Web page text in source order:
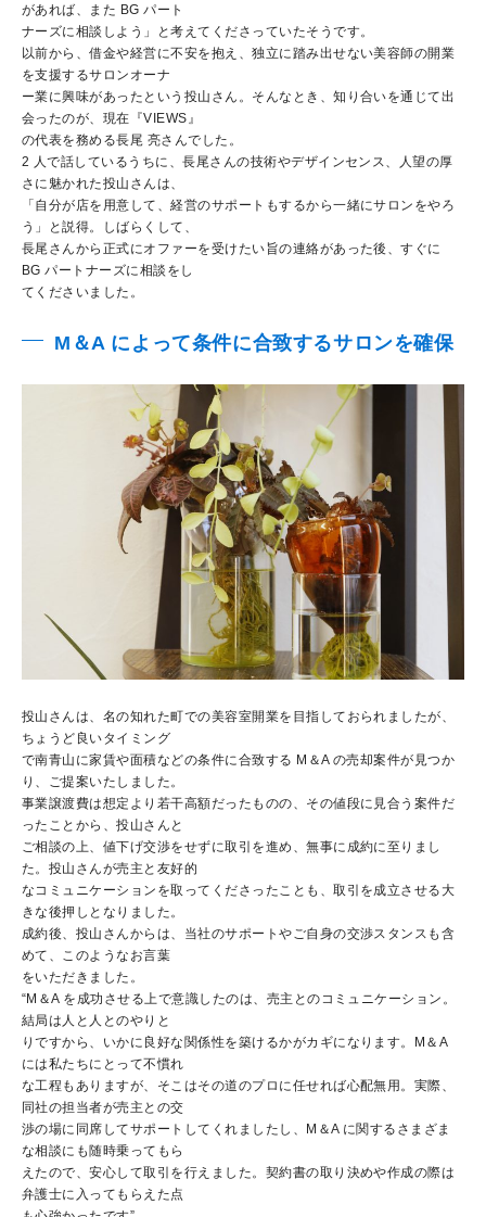
があれば、また BG パート
ナーズに相談しよう」と考えてくださっていたそうです。
以前から、借金や経営に不安を抱え、独立に踏み出せない美容師の開業
を支援するサロンオーナ
ー業に興味があったという投山さん。そんなとき、知り合いを通じて出
会ったのが、現在『VIEWS』
の代表を務める長尾 亮さんでした。
2 人で話しているうちに、長尾さんの技術やデザインセンス、人望の厚
さに魅かれた投山さんは、
「自分が店を用意して、経営のサポートもするから一緒にサロンをやろ
う」と説得。しばらくして、
長尾さんから正式にオファーを受けたい旨の連絡があった後、すぐに
BG パートナーズに相談をし
てくださいました。
M＆A によって条件に合致するサロンを確保
投山さんは、名の知れた町での美容室開業を目指しておられましたが、
ちょうど良いタイミング
で南青山に家賃や面積などの条件に合致する M＆A の売却案件が見つか
り、ご提案いたしました。
事業譲渡費は想定より若干高額だったものの、その値段に見合う案件だ
ったことから、投山さんと
ご相談の上、値下げ交渉をせずに取引を進め、無事に成約に至りまし
た。投山さんが売主と友好的
なコミュニケーションを取ってくださったことも、取引を成立させる大
きな後押しとなりました。
成約後、投山さんからは、当社のサポートやご自身の交渉スタンスも含
めて、このようなお言葉
をいただきました。
“M＆A を成功させる上で意識したのは、売主とのコミュニケーション。
結局は人と人とのやりと
りですから、いかに良好な関係性を築けるかがカギになります。M＆A
には私たちにとって不慣れ
な工程もありますが、そこはその道のプロに任せれば心配無用。実際、
同社の担当者が売主との交
渉の場に同席してサポートしてくれましたし、M＆A に関するさまざま
な相談にも随時乗ってもら
えたので、安心して取引を行えました。契約書の取り決めや作成の際は
弁護士に入ってもらえた点